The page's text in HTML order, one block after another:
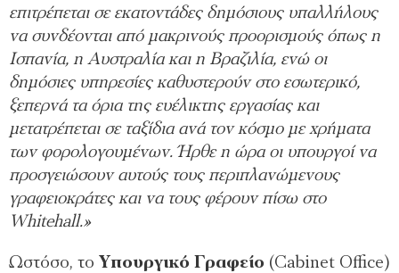
επιτρέπεται σε εκατοντάδες δημόσιους υπαλλήλους
να συνδέονται από μακρινούς προορισμούς όπως η
Ισπανία, η Αυστραλία και η Βραζιλία, ενώ οι
δημόσιες υπηρεσίες καθυστερούν στο εσωτερικό,
ξεπερνά τα όρια της ευέλικτης εργασίας και
μετατρέπεται σε ταξίδια ανά τον κόσμο με χρήματα
των φορολογουμένων. Ήρθε η ώρα οι υπουργοί να
προσγειώσουν αυτούς τους περιπλανώμενους
γραφειοκράτες και να τους φέρουν πίσω στο
Whitehall.»
Ωστόσο, το Υπουργικό Γραφείο (Cabinet Office)